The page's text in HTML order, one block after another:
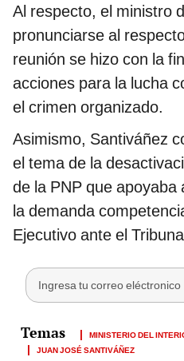
Al respecto, el ministro
pronunciarse al
reunión se hizo con la
acciones para la lucha
el crimen organizado.
Asimismo, Santiváñez
el tema de la
de la PNP que
la demanda
Ejecutivo ante el
MINISTERIO DEL
JUAN JOSÉ SANTIVÁÑEZ